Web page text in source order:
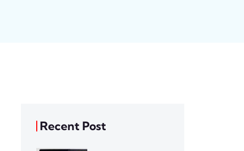
Recent Post